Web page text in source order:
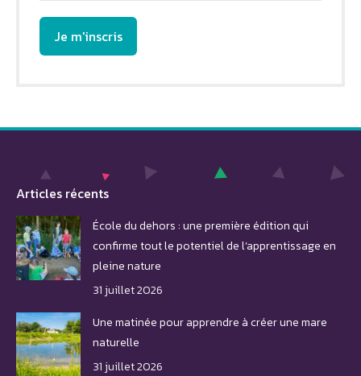
Articles récents
École du dehors : une première édition qui
confirme tout le potentiel de l’apprentissage en
pleine nature
31 juillet 2026
Une matinée pour apprendre à créer une mare
naturelle
31 juillet 2026